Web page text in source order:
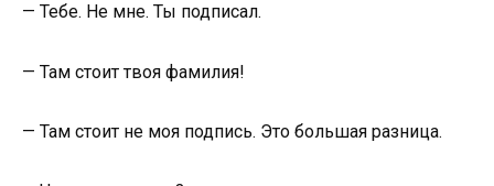
— Тебе. Не мне. Ты подписал.
— Там стоит твоя фамилия!
— Там стоит не моя подпись. Это большая разница.